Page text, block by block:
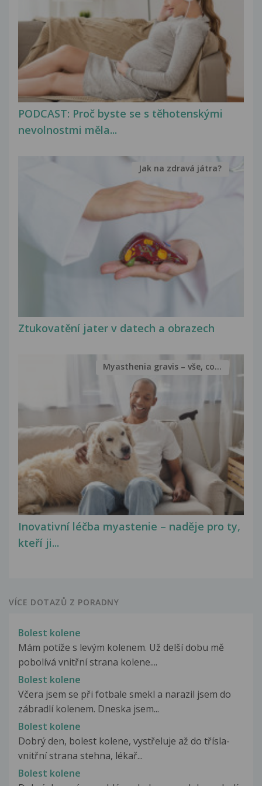
PODCAST: Proč byste se s těhotenskými
nevolnostmi měla...
Ztukovatění jater v datech a obrazech
Jak na zdravá játra?
Inovativní léčba myastenie – naděje pro ty,
kteří ji...
Myasthenia gravis – vše, co...
VÍCE DOTAZŮ Z PORADNY
Bolest kolene
Mám potíže s levým kolenem. Už delší dobu mě
pobolívá vnitřní strana kolene....
Bolest kolene
Včera jsem se při fotbale smekl a narazil jsem do
zábradlí kolenem. Dneska jsem...
Bolest kolene
Dobrý den, bolest kolene, vystřeluje až do třísla-
vnitřní strana stehna, lékař...
Bolest kolene